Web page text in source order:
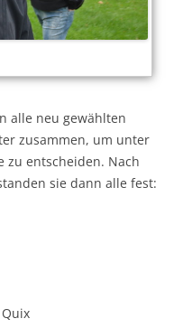
alle neu gewählten
zusammen, um unter
zu entscheiden. Nach
sie dann alle fest: